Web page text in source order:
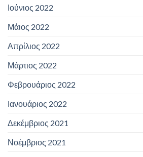
Ιούνιος 2022
Μάιος 2022
Απρίλιος 2022
Μάρτιος 2022
Φεβρουάριος 2022
Ιανουάριος 2022
Δεκέμβριος 2021
Νοέμβριος 2021